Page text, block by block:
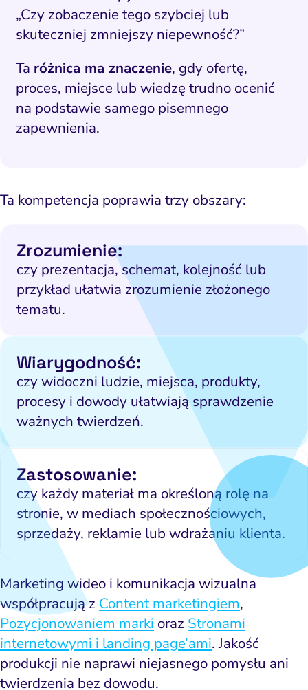
„Czy zobaczenie tego szybciej lub
skuteczniej zmniejszy niepewność?”
Ta różnica ma znaczenie, gdy ofertę,
proces, miejsce lub wiedzę trudno ocenić
na podstawie samego pisemnego
zapewnienia.
Ta kompetencja poprawia trzy obszary:
Zrozumienie:
czy prezentacja, schemat, kolejność lub
przykład ułatwia zrozumienie złożonego
tematu.
Wiarygodność:
czy widoczni ludzie, miejsca, produkty,
procesy i dowody ułatwiają sprawdzenie
ważnych twierdzeń.
Zastosowanie:
czy każdy materiał ma określoną rolę na
stronie, w mediach społecznościowych,
sprzedaży, reklamie lub wdrażaniu klienta.
Marketing wideo i komunikacja wizualna
współpracują z Content marketingiem,
Pozycjonowaniem marki oraz Stronami
internetowymi i landing page’ami. Jakość
produkcji nie naprawi niejasnego pomysłu ani
twierdzenia bez dowodu.